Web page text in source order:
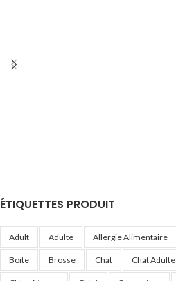
ÉTIQUETTES PRODUIT
Adult Adulte Allergie Alimentaire
Boite Brosse Chat Chat Adulte